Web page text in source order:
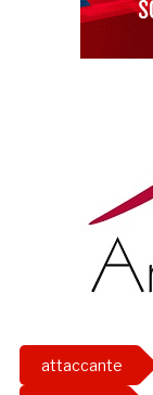
attaccante